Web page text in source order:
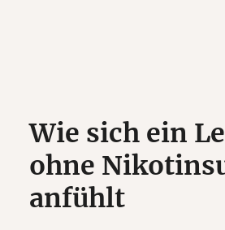
Wie sich ein
ohne
anfühlt